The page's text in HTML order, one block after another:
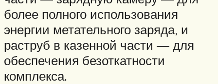
более полного использования
энергии метательного заряда, и
раструб в казенной части — для
обеспечения безоткатности
комплекса.